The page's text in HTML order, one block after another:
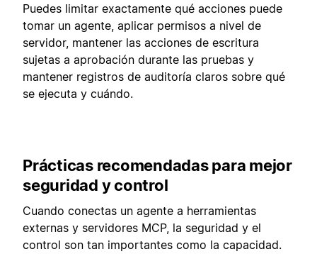
Puedes limitar exactamente qué acciones puede
tomar un agente, aplicar permisos a nivel de
servidor, mantener las acciones de escritura
sujetas a aprobación durante las pruebas y
mantener registros de auditoría claros sobre qué
se ejecuta y cuándo.
Prácticas recomendadas para mejor
seguridad y control
Cuando conectas un agente a herramientas
externas y servidores MCP, la seguridad y el
control son tan importantes como la capacidad.